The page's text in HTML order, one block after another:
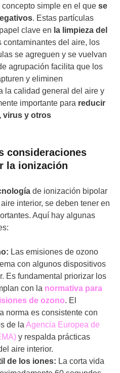
simple en el que se
. Estas partículas
clave en la limpieza del
contaminantes del aire, los
se agreguen y se vuelvan
agrupación facilita que los
y eliminen
la calidad general del aire y
importante para reducir
virus y otros
consideraciones
la ionización
de ionización bipolar
interior, se deben tener en
Aquí hay algunas
Las emisiones de ozono
con algunos dispositivos
Es fundamental priorizar los
con la normativa para
de ozono. El
norma es consistente con
de la Agencia Europea de
y respalda prácticas
aire interior.
de los iones: La corta vida